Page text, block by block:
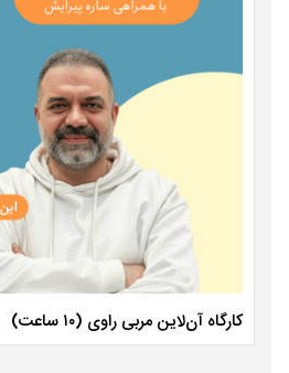
کارگاه آن‌لاین مربی راوی (۱۰ ساعت)